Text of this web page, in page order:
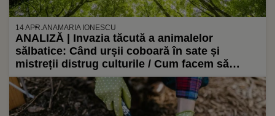
14 APR.ANAMARIA IONESCU
ANALIZĂ | Invazia tăcută a animalelor
sălbatice: Când urșii coboară în sate și
mistreții distrug culturile / Cum facem să
păstrăm echilibrul între conservarea faunei
pădurilor și agricultură